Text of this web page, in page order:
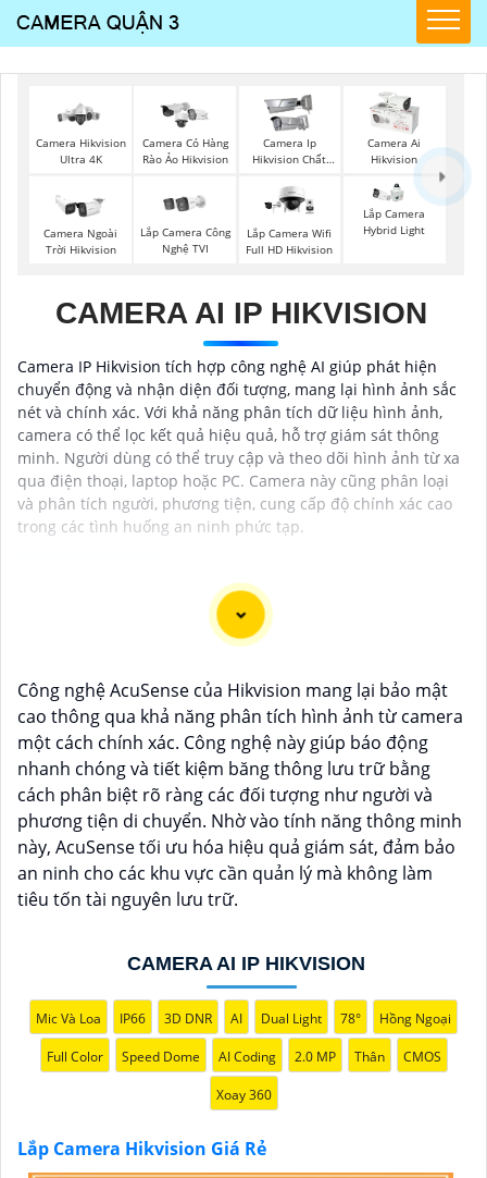
Camera Hikvision
Ultra 4K
Camera Có Hàng
Rào Ảo Hikvision
Camera Ip
Hikvision Chất
Camera Ai
Hikvision
Camera Ngoài
Trời Hikvision
Lắp Camera Công
Nghệ TVI
Lắp Camera Wifi
Full HD Hikvision
Lắp Camera
Hybrid Light
CAMERA AI IP HIKVISION
Camera IP Hikvision tích hợp công nghệ AI giúp phát hiện
chuyển động và nhận diện đối tượng, mang lại hình ảnh sắc
nét và chính xác. Với khả năng phân tích dữ liệu hình ảnh,
camera có thể lọc kết quả hiệu quả, hỗ trợ giám sát thông
minh. Người dùng có thể truy cập và theo dõi hình ảnh từ xa
qua điện thoại, laptop hoặc PC. Camera này cũng phân loại
và phân tích người, phương tiện, cung cấp độ chính xác cao
trong các tình huống an ninh phức tạp.
Dĩ nhiên, dưới đây là một mẫu văn bản giới thiệu dành
nghiệp:
Chào quý khách hàng,
Chúng tôi xin trân trọng giới thiệu đến quý vị dịch vụ
lắp đặt camera Hikvision giá rẻ và chuyên nghiệp cho
dự án của quý vị.
Với kinh nghiệm lâu năm trong lĩnh vực lắp đặt
camera an ninh, đội ngũ kỹ thuật viên của chúng tôi
cam kết sẽ mang đến cho quý vị những giải pháp an
Camera của Hikvision được biết đến là một trong
những thương hiệu hàng đầu thế giới về giải pháp an
ninh video. Với các tính năng và công nghệ tiên tiến,
camera Hikvision không chỉchắc chắnchất lượng
hình ảnh sắc nét mà còn đem đến sự tin cậy và an
toàn cho dự án của quý vị.
Nếu quý vị quan tâm đến việc lắp đặt camera Hikvision
giá rẻ và chuyên nghiệp cho dự án của mình, chúng tôi
luôn sẵn lòng hỗ trợ và tư vấn cho quý vị.
Công nghệ AcuSense của Hikvision mang lại bảo mật
cao thông qua khả năng phân tích hình ảnh từ camera
một cách chính xác. Công nghệ này giúp báo động
nhanh chóng và tiết kiệm băng thông lưu trữ bằng
cách phân biệt rõ ràng các đối tượng như người và
phương tiện di chuyển. Nhờ vào tính năng thông minh
này, AcuSense tối ưu hóa hiệu quả giám sát, đảm bảo
an ninh cho các khu vực cần quản lý mà không làm
tiêu tốn tài nguyên lưu trữ.
CAMERA AI IP HIKVISION
Mic Và Loa IP66 3D DNR AI Dual Light 78° Hồng Ngoại
Full Color Speed Dome AI Coding 2.0 MP Thân CMOS
Xoay 360
Lắp Camera Hikvision Giá Rẻ